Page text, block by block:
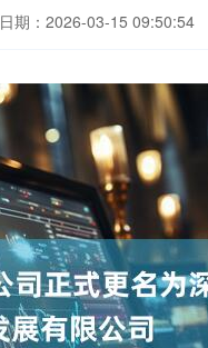
日期：2026-03-15 09:50:54